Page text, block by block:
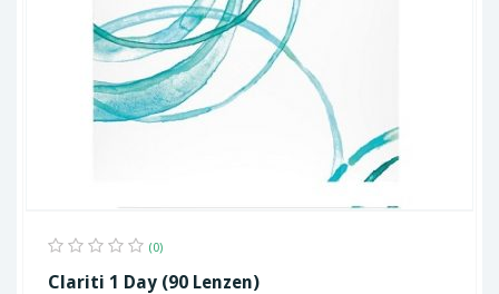
(0)
Clariti 1 Day (90 Lenzen)